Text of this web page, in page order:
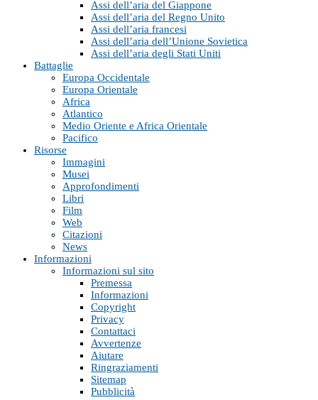
Assi dell’aria del Giappone
Assi dell’aria del Regno Unito
Assi dell’aria francesi
Assi dell’aria dell’Unione Sovietica
Assi dell’aria degli Stati Uniti
Battaglie
Europa Occidentale
Europa Orientale
Africa
Atlantico
Medio Oriente e Africa Orientale
Pacifico
Risorse
Immagini
Musei
Approfondimenti
Libri
Film
Web
Citazioni
News
Informazioni
Informazioni sul sito
Premessa
Informazioni
Copyright
Privacy
Contattaci
Avvertenze
Aiutare
Ringraziamenti
Sitemap
Pubblicità